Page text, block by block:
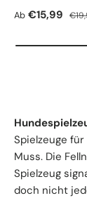
Verkaufspreis
Ab €15,99
Spielzeuge
Muss. Die
Spielzeug
doch nicht